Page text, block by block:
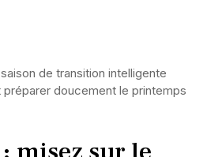
de transition intelligente
doucement le printemps